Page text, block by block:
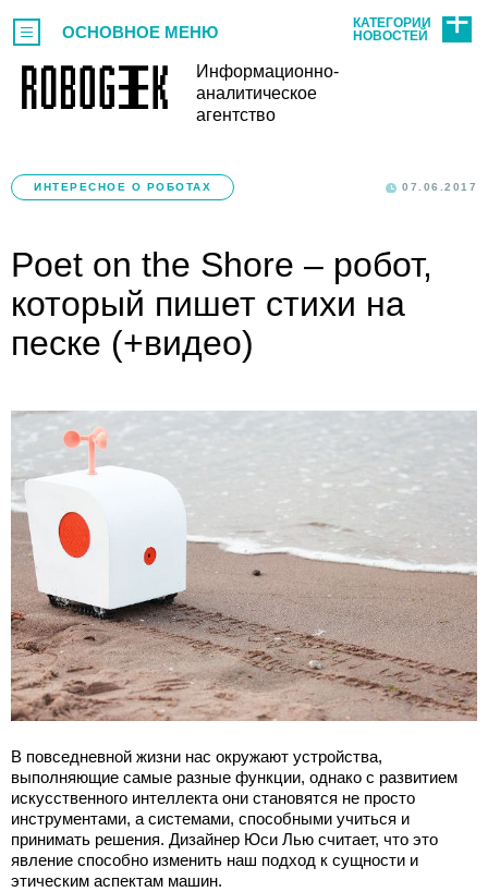
Информационно-
аналитическое
агентство
ОСНОВНОЕ МЕНЮ
КАТЕГОРИИ
НОВОСТЕЙ
ИНТЕРЕСНОЕ О РОБОТАХ 07.06.2017
Poet on the Shore – робот,
который пишет стихи на
песке (+видео)
В повседневной жизни нас окружают устройства,
выполняющие самые разные функции, однако с развитием
искусственного интеллекта они становятся не просто
инструментами, а системами, способными учиться и
принимать решения. Дизайнер Юси Лью считает, что это
явление способно изменить наш подход к сущности и
этическим аспектам машин.